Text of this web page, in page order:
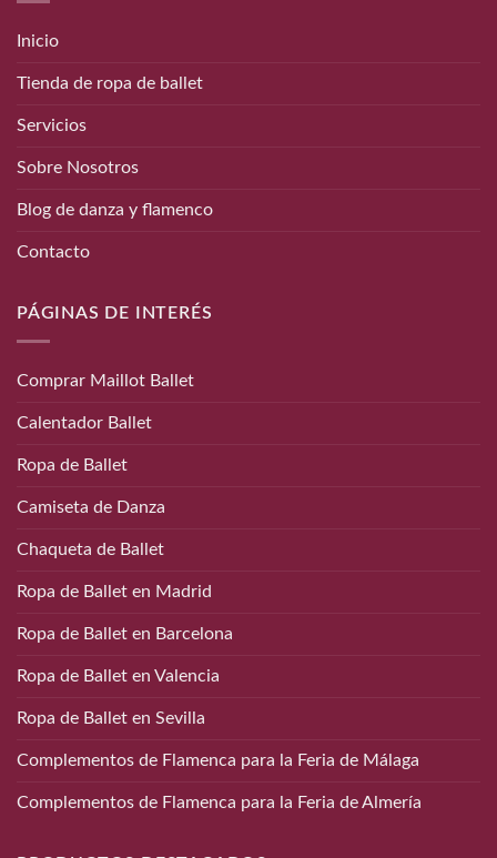
Inicio
Tienda de ropa de ballet
Servicios
Sobre Nosotros
Blog de danza y flamenco
Contacto
PÁGINAS DE INTERÉS
Comprar Maillot Ballet
Calentador Ballet
Ropa de Ballet
Camiseta de Danza
Chaqueta de Ballet
Ropa de Ballet en Madrid
Ropa de Ballet en Barcelona
Ropa de Ballet en Valencia
Ropa de Ballet en Sevilla
Complementos de Flamenca para la Feria de Málaga
Complementos de Flamenca para la Feria de Almería